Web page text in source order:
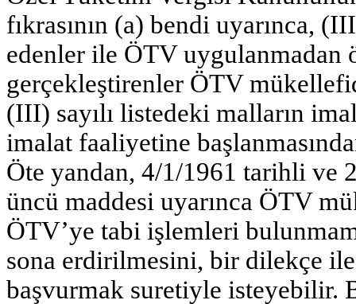
fıkrasının (a) bendi uyarınca,
edenler ile ÖTV uygulanmadan
gerçekleştirenler ÖTV
(III) sayılı listedeki malların
imalat faaliyetine
Öte yandan, 4/1/1961 tarihli ve
üncü maddesi uyarınca ÖTV
ÖTV’ye tabi işlemleri
sona erdirilmesini, bir dilekçe
başvurmak suretiyle isteyebilir.